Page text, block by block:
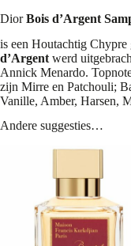
DiorBois d’Argent
is een Houtachtig Chypre
d’Argent werd
Annick Menardo.
zijn Mirre en Patchouli;
Vanille, Amber, Harsen,
Andere suggesties…